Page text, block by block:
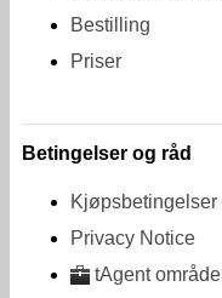
Bestilling
Priser
Betingelser og råd
Kjøpsbetingelser
Privacy Notice
tAgent område